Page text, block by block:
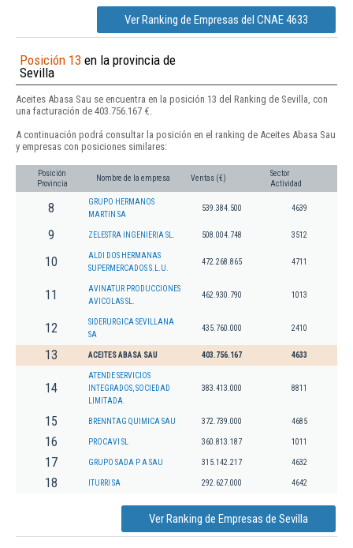
Ver Ranking de Empresas del CNAE 4633
Posición 13 en la provincia de
Sevilla
Aceites Abasa Sau se encuentra en la posición 13 del Ranking de Sevilla, con
una facturación de 403.756.167 €.
A continuación podrá consultar la posición en el ranking de Aceites Abasa Sau
y empresas con posiciones similares:
Posición
Provincia
Nombre de la empresa Ventas (€)
Sector
Actividad
8
GRUPO HERMANOS
MARTIN SA
539.384.500 4639
9 ZELESTRA INGENIERIA SL. 508.004.748 3512
10
ALDI DOS HERMANAS
SUPERMERCADOS S.L.U.
472.268.865 4711
11
AVINATUR PRODUCCIONES
AVICOLAS SL.
462.930.790 1013
12
SIDERURGICA SEVILLANA
SA
435.760.000 2410
13 ACEITES ABASA SAU 403.756.167 4633
14
ATENDE SERVICIOS
INTEGRADOS, SOCIEDAD
LIMITADA.
383.413.000 8811
15 BRENNTAG QUIMICA SAU 372.739.000 4685
16 PROCAVI SL 360.813.187 1011
17 GRUPO SADA P A SAU 315.142.217 4632
18 ITURRI SA 292.627.000 4642
Ver Ranking de Empresas de Sevilla